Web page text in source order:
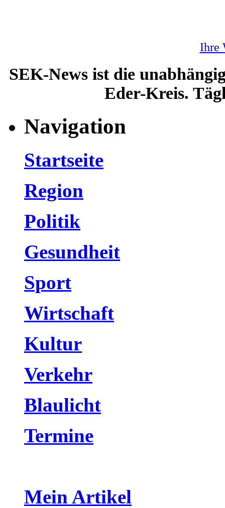
Ihre
SEK-News ist die
Eder-Kreis.
Navigation
Startseite
Region
Politik
Gesundheit
Sport
Wirtschaft
Kultur
Verkehr
Blaulicht
Termine
Mein Artikel